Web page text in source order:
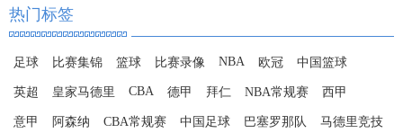
热门标签
足球 比赛集锦 篮球 比赛录像 NBA 欧冠 中国篮球
英超 皇家马德里 CBA 德甲 拜仁 NBA常规赛 西甲
意甲 阿森纳 CBA常规赛 中国足球 巴塞罗那队 马德里竞技